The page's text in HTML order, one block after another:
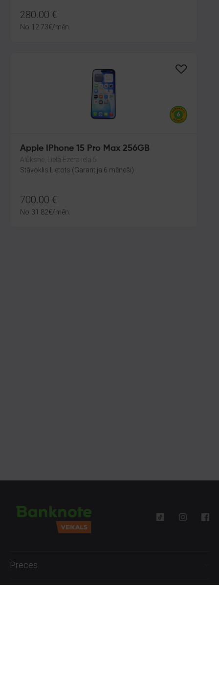
280.00 €
No 12.73€/mēn.
Apple IPhone 15 Pro Max 256GB
Alūksne, Lielā Ezera iela 5
Stāvoklis Lietots (Garantija 6 mēneši)
700.00 €
No 31.82€/mēn.
Preces